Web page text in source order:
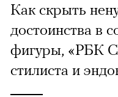
Как скрыть
достоинства в
фигуры, «РБК
стилиста и